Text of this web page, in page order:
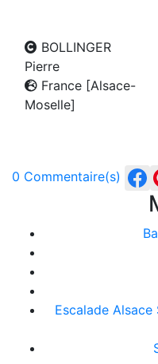
BOLLINGER
Pierre
France [Alsace-
Moselle]
0 Commentaire(s)
Escalade